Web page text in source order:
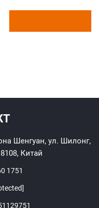
Шенгуан, ул. Шилонг,
Китай
1751